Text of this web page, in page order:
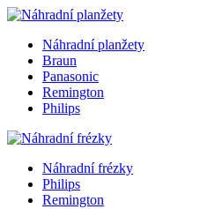
Náhradní planžety
Braun
Panasonic
Remington
Philips
Náhradní frézky
Philips
Remington